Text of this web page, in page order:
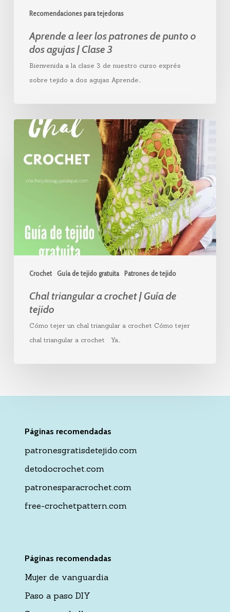
Recomendaciones para tejedoras
Aprende a leer los patrones de punto o
dos agujas | Clase 3
Bienvenida a la clase 3 de nuestro curso exprés
sobre tejido a dos agujas Aprende…
Crochet Guía de tejido gratuita Patrones de tejido
Chal
triangular
tejido
Chal triangular a crochet | Guía de
tejido
Cómo tejer un chal triangular a crochet Cómo tejer
chal triangular a crochet Ya…
Páginas recomendadas
patronesgratisdetejido.com
detodocrochet.com
patronesparacrochet.com
free-crochetpattern.com
Páginas recomendadas
Mujer de vanguardia
Paso a paso DIY